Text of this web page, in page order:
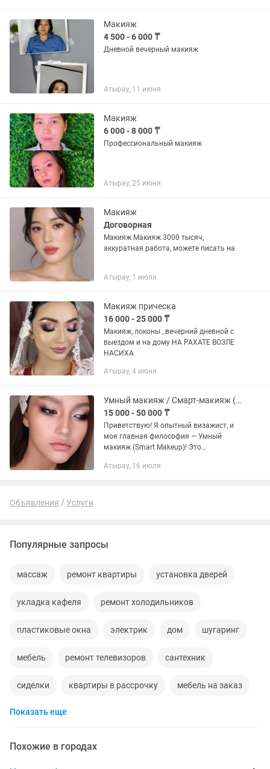
Макияж
4 500 - 6 000 ₸
Дневной вечерный макияж
Атырау, 11 июня
Макияж
6 000 - 8 000 ₸
Профессиональный макияж
Атырау, 25 июня
Макияж
Договорная
Макияж Макияж 3000 тысяч,
аккуратная работа, можете писать на
Атырау, 1 июля
Макияж прическа
16 000 - 25 000 ₸
Макияж, локоны , вечерний дневной с
выездом и на дому НА РАХАТЕ ВОЗЛЕ
НАСИХА
Атырау, 4 июня
Умный макияж / Смарт-макияж (Smart Makeup)!
15 000 - 50 000 ₸
Приветствую! Я опытный визажист, и
моя главная философия — Умный
макияж (Smart Makeup)! Это
который создается не по шаблону, а
Атырау, 16 июля
Объявления Услуги
Популярные запросы
массаж ремонт квартиры установка дверей
укладка кафеля ремонт холодильников
пластиковые окна электрик дом шугаринг
мебель ремонт телевизоров сантехник
сиделки квартиры в рассрочку мебель на заказ
кредиты
Показать еще
Похожие в городах